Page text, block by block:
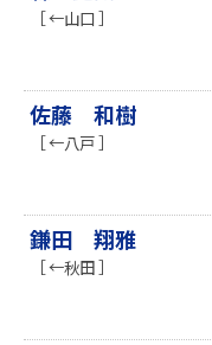
［ ←山口 ］
佐藤 和樹
［ ←八戸 ］
鎌田 翔雅
［ ←秋田 ］